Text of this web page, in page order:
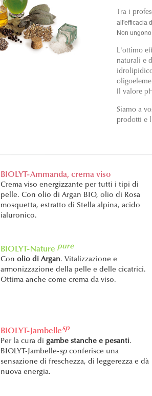
Tra i
all'efficacia
Non
L'ottimo
naturali e
Il valore
Siamo a
prodotti e
BIOLYT-Ammanda, crema viso
Crema viso energizzante per tutti i tipi di
pelle. Con olio di Argan BIO, olio di Rosa
mosquetta, estratto di Stella alpina, acido
ialuronico.
BIOLYT-Nature pure
Con olio di Argan. Vitalizzazione e
armonizzazione della pelle e delle cicatrici.
Ottima anche come crema da viso.
BIOLYT-Jambellesp
Per la cura di gambe stanche e pesanti.
BIOLYT-Jambelle-sp conferisce una
sensazione di freschezza, di leggerezza e dà
nuova energia.